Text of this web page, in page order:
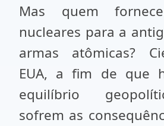
Mas quem
nucleares para a
armas atômicas?
EUA, a fim de que
equilíbrio
sofrem as